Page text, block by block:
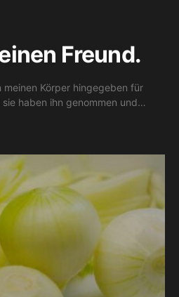
Freund.
meinen Körper hingegeben für
haben ihn genommen und…